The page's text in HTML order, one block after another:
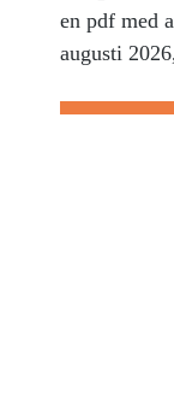
en pdf med
augusti